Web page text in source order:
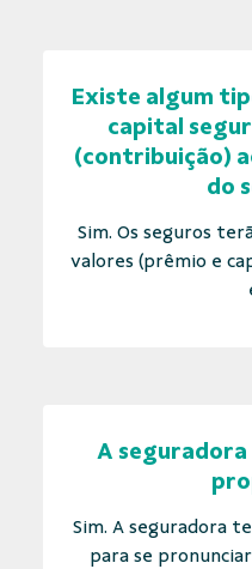
Existe algum
capital
(contribuição)
do
Sim. Os seguros
valores (prêmio e
A
Sim. A seguradora
para se